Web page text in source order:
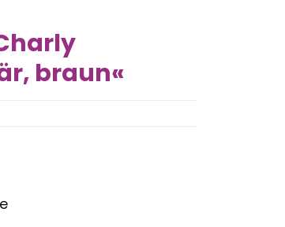
braun«